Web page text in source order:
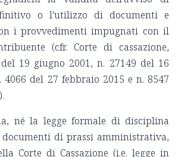
o l'utilizzo di documenti e
i provvedimenti impugnati con il
(cfr. Corte di cassazione,
19 giugno 2001, n. 27149 del 16
4066 del 27 febbraio 2015 e n. 8547
né la legge formale di disciplina
di prassi amministrativa,
Corte di Cassazione (i.e. legge in